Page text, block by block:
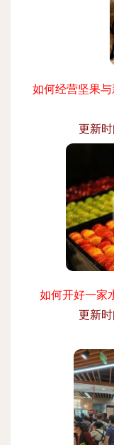
如何经营坚果
更新
如何开好一家
更新